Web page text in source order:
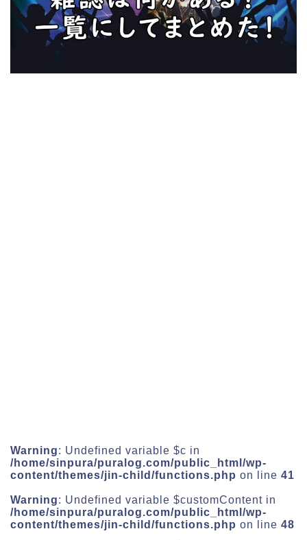
Warning: Undefined variable $c in
/home/sinpura/puralog.com/public_html/wp-
content/themes/jin-child/functions.php on line 41
Warning: Undefined variable $customContent in
/home/sinpura/puralog.com/public_html/wp-
content/themes/jin-child/functions.php on line 48